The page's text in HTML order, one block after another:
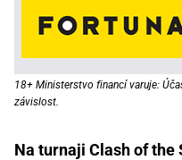
18+ Ministerstvo financí varuje:
závislost.
Na turnaji Clash of the